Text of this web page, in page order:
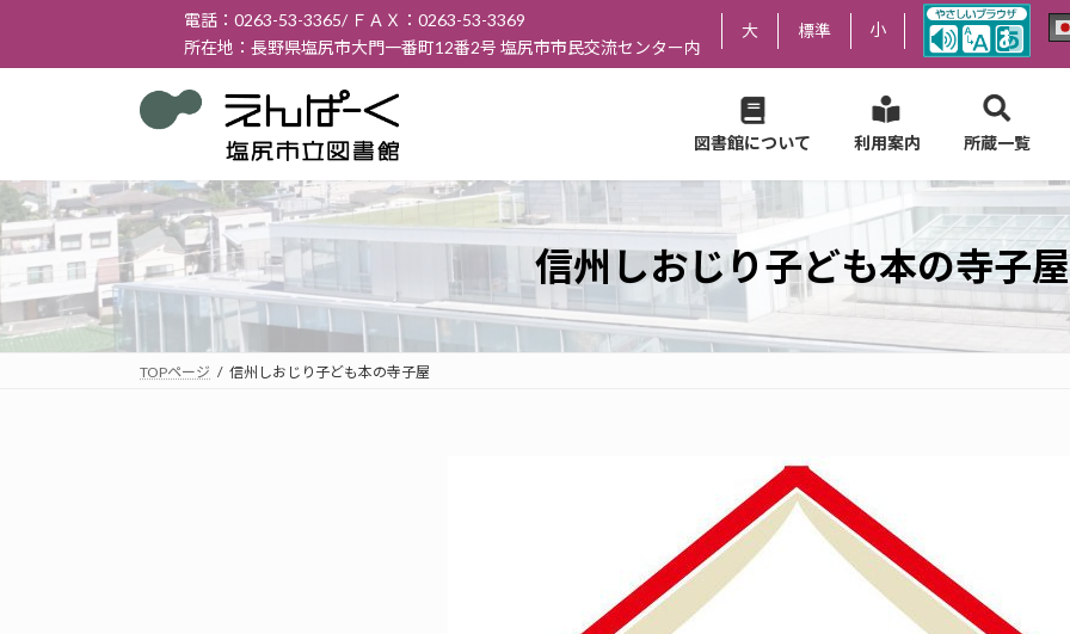
テ
ス
キ
ッ
ゲ
ン
に
移
電話：0263-53-3365/ ＦＡＸ：0263-53-3369
所在地：長野県塩尻市大門一番町12番2号 塩尻市市民交流センター内
大 標準 小
図書館について 利用案内 所蔵一覧
信州しおじり子ども本の寺子屋
TOPページ 信州しおじり子ども本の寺子屋